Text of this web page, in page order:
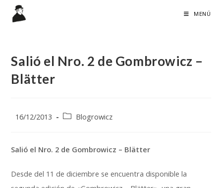
MENÚ
Salió el Nro. 2 de Gombrowicz –
Blätter
Publicación
entrada:
16/12/2013
Categoría
entrada:
Blogrowicz
Salió el Nro. 2 de Gombrowicz – Blätter
Desde del 11 de diciembre se encuentra disponible la